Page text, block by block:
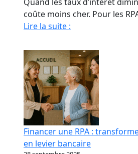
coûte moins cher. Pour les
Lire la suite :
Baisse
Des
Taux
Relance
le
marché
immobilier
des
RPA
Financer une RPA :
en levier bancaire